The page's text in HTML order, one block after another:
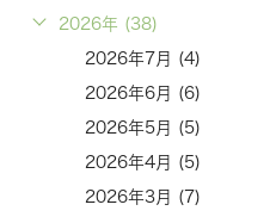
2026年 (38)
2026年7月 (4)
2026年6月 (6)
2026年5月 (5)
2026年4月 (5)
2026年3月 (7)